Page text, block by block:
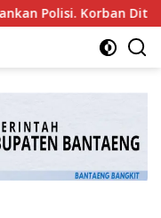
Korban Diteriaki